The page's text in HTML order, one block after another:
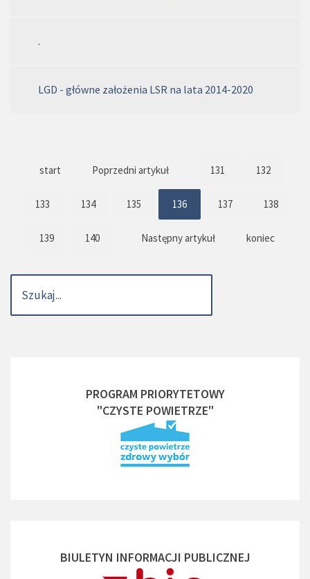
.
LGD - główne założenia LSR na lata 2014-2020
start Poprzedni artykuł 131 132
133 134 135 136 137 138
139 140 Następny artykuł koniec
PROGRAM PRIORYTETOWY
"CZYSTE POWIETRZE"
BIULETYN INFORMACJI PUBLICZNEJ